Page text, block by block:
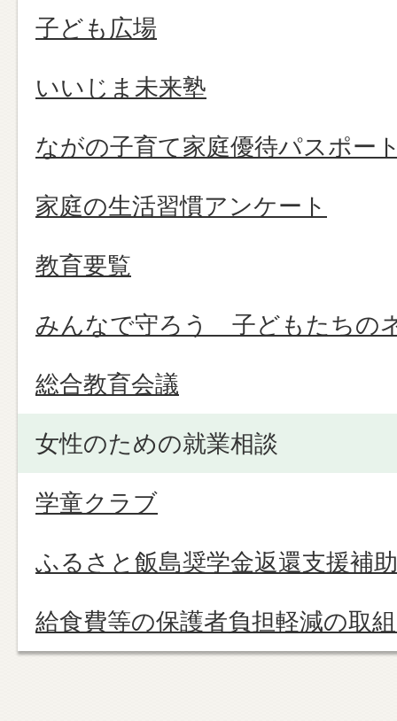
子ども広場
いいじま未来塾
ながの子育て家庭優待パスポー
家庭の生活習慣アンケート
教育要覧
みんなで守ろう 子どもたちの
総合教育会議
女性のための就業相談
学童クラブ
ふるさと飯島奨学金返還支援補
給食費等の保護者負担軽減の取